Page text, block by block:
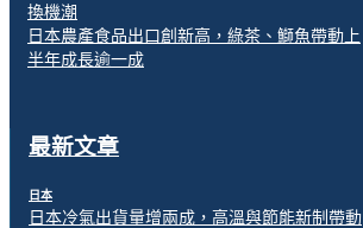
換機潮
日本農產食品出口創新高，綠茶、鰤魚帶動上
半年成長逾一成
最新文章
日本
日本冷氣出貨量增兩成，高溫與節能新制帶動